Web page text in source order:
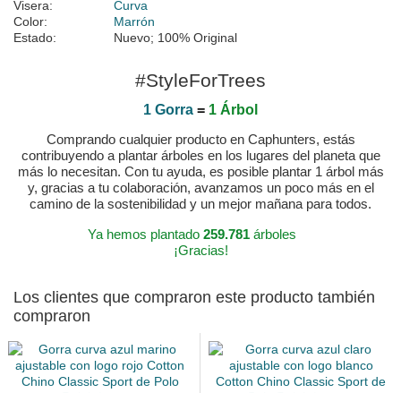
Visera:
Curva
Color:
Marrón
Estado:
Nuevo; 100% Original
#StyleForTrees
1 Gorra = 1 Árbol
Comprando cualquier producto en Caphunters, estás
contribuyendo a plantar árboles en los lugares del planeta que
más lo necesitan. Con tu ayuda, es posible plantar 1 árbol más
y, gracias a tu colaboración, avanzamos un poco más en el
camino de la sostenibilidad y un mejor mañana para todos.
Ya hemos plantado 259.781 árboles
¡Gracias!
Los clientes que compraron este producto también
compraron